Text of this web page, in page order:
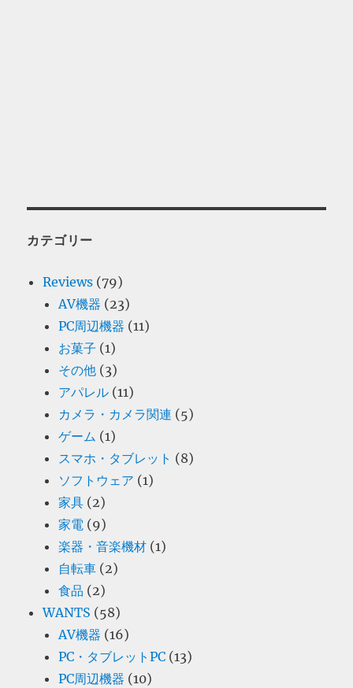
カテゴリー
Reviews (79)
AV機器 (23)
PC周辺機器 (11)
お菓子 (1)
その他 (3)
アパレル (11)
カメラ・カメラ関連 (5)
ゲーム (1)
スマホ・タブレット (8)
ソフトウェア (1)
家具 (2)
家電 (9)
楽器・音楽機材 (1)
自転車 (2)
食品 (2)
WANTS (58)
AV機器 (16)
PC・タブレットPC (13)
PC周辺機器 (10)